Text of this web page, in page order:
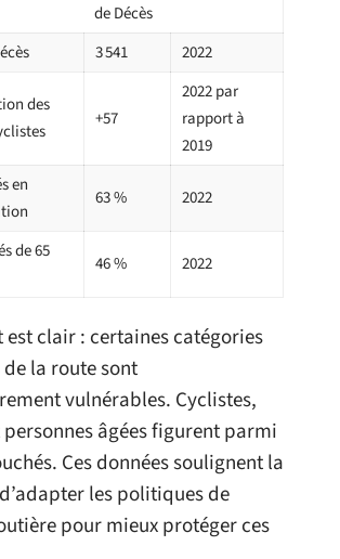
de Décès
3 541 2022
des
+57
2022 par
rapport à
2019
en
63 % 2022
de 65
46 % 2022
est clair : certaines catégories
de la route sont
vulnérables. Cyclistes,
âgées figurent parmi
Ces données soulignent la
les politiques de
pour mieux protéger ces